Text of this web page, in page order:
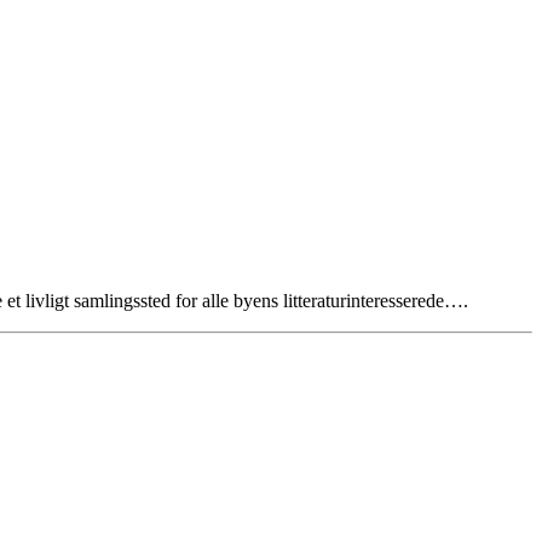
livligt samlingssted for alle byens litteraturinteresserede….